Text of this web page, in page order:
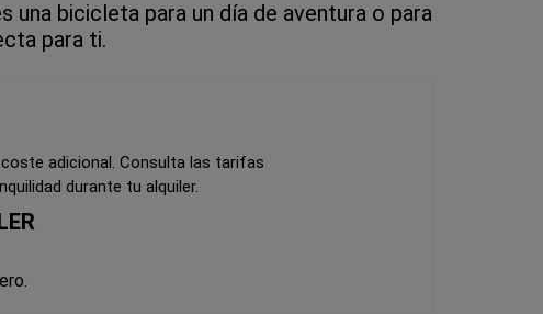
una bicicleta para un día de aventura o para
para ti.
adicional. Consulta las tarifas
durante tu alquiler.